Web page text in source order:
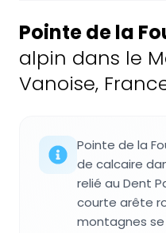
Pointe de la
alpin dans le
Vanoise,
Pointe de la
de calcaire
relié au Dent
courte arête
montagnes